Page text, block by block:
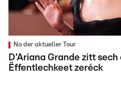
No der aktueller Tour
D'Ariana Grande zitt sech
Ëffentlechkeet zeréck